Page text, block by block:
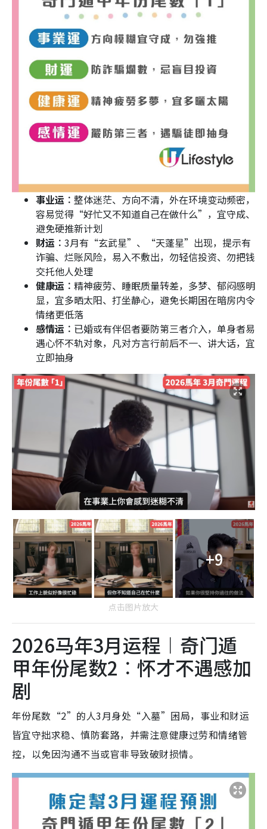
事业运︰ 整体迷茫、方向不清，外在环境变动频密，
容易觉得“好忙又不知道自己在做什么”，宜守成、
避免硬推新计划
财运︰ 3月有“玄武星”、“天蓬星”出现，提示有
诈骗、烂账风险，易入不敷出，勿轻信投资、勿把钱
交托他人处理
健康运︰ 精神疲劳、睡眠质量转差，多梦、郁闷感明
显，宜多晒太阳、打坐静心，避免长期困在暗房内令
情绪更低落
感情运︰ 已婚或有伴侣者要防第三者介入，单身者易
遇心怀不轨对象，凡对方言行前后不一、讲大话，宜
立即抽身
+9
点击图片放大
2026马年3月运程︱奇门遁
甲年份尾数2︰怀才不遇感加
剧
年份尾数“2”的人3月身处“入墓”困局，事业和财运
皆宜守拙求稳、慎防套路，并需注意健康过劳和情绪管
控，以免因沟通不当或官非导致破财损情。